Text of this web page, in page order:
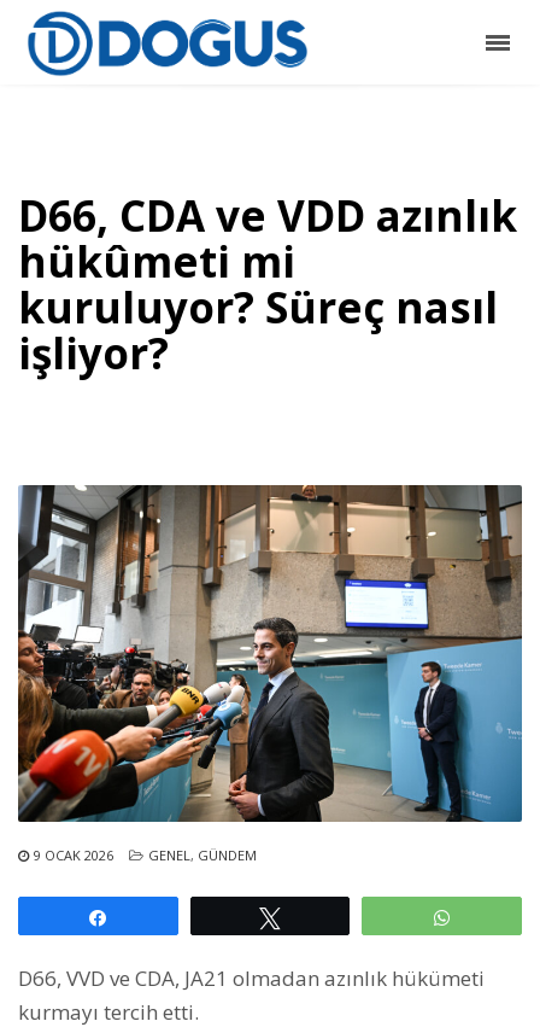
D66, CDA ve VDD azınlık
hükûmeti mi
kuruluyor? Süreç nasıl
işliyor?
9 OCAK 2026 GENEL , GÜNDEM
D66, VVD ve CDA, JA21 olmadan azınlık hükümeti
kurmayı tercih etti.